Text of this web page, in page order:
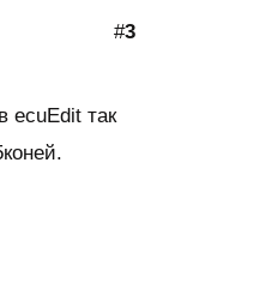
#3
ecuEdit так